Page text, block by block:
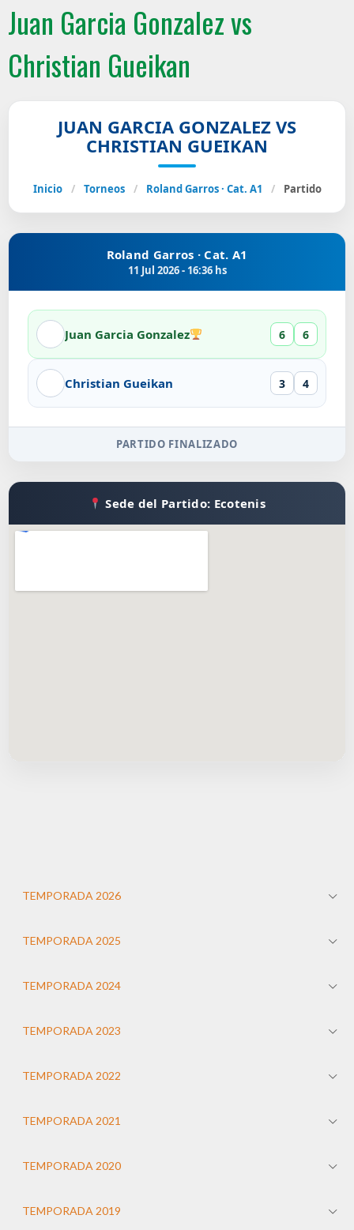
Juan Garcia Gonzalez vs
Christian Gueikan
JUAN GARCIA GONZALEZ VS
CHRISTIAN GUEIKAN
Inicio / Torneos / Roland Garros · Cat. A1 / Partido
Roland Garros · Cat. A1
11 Jul 2026 - 16:36 hs
Juan Garcia Gonzalez 6 6
Christian Gueikan 3 4
PARTIDO FINALIZADO
Sede del Partido: Ecotenis
TEMPORADA 2026
TEMPORADA 2025
TEMPORADA 2024
TEMPORADA 2023
TEMPORADA 2022
TEMPORADA 2021
TEMPORADA 2020
TEMPORADA 2019